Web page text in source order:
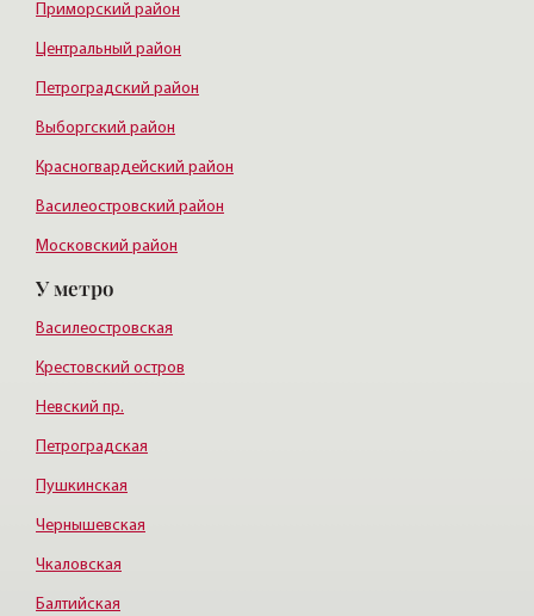
Приморский район
Центральный район
Петроградский район
Выборгский район
Красногвардейский район
Василеостровский район
Московский район
Курортный район
У метро
Василеостровская
Крестовский остров
Невский пр.
Петроградская
Пушкинская
Чернышевская
Чкаловская
Балтийская